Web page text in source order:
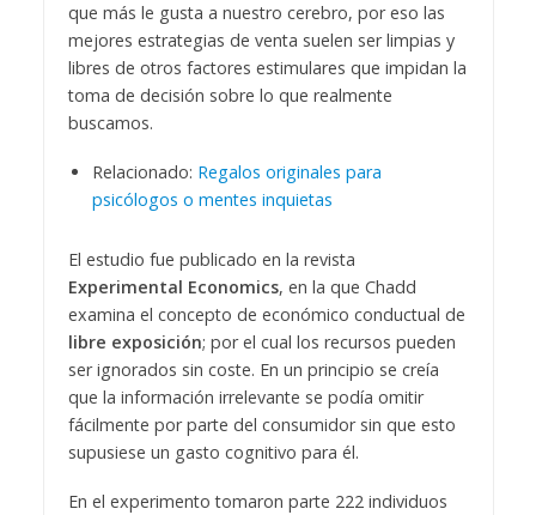
que más le gusta a nuestro cerebro, por eso las
mejores estrategias de venta suelen ser limpias y
libres de otros factores estimulares que impidan la
toma de decisión sobre lo que realmente
buscamos.
Relacionado: Regalos originales para
psicólogos o mentes inquietas
El estudio fue publicado en la revista
Experimental Economics, en la que Chadd
examina el concepto de económico conductual de
libre exposición; por el cual los recursos pueden
ser ignorados sin coste. En un principio se creía
que la información irrelevante se podía omitir
fácilmente por parte del consumidor sin que esto
supusiese un gasto cognitivo para él.
En el experimento tomaron parte 222 individuos